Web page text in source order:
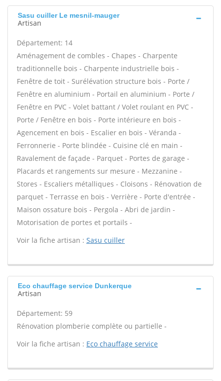
Sasu cuiller Le mesnil-mauger
Artisan
Département: 14
Aménagement de combles - Chapes - Charpente
traditionnelle bois - Charpente industrielle bois -
Fenêtre de toit - Surélévation structure bois - Porte /
Fenêtre en aluminium - Portail en aluminium - Porte /
Fenêtre en PVC - Volet battant / Volet roulant en PVC -
Porte / Fenêtre en bois - Porte intérieure en bois -
Agencement en bois - Escalier en bois - Véranda -
Ferronnerie - Porte blindée - Cuisine clé en main -
Ravalement de façade - Parquet - Portes de garage -
Placards et rangements sur mesure - Mezzanine -
Stores - Escaliers métalliques - Cloisons - Rénovation de
parquet - Terrasse en bois - Verrière - Porte d'entrée -
Maison ossature bois - Pergola - Abri de jardin -
Motorisation de portes et portails -
Voir la fiche artisan : Sasu cuiller
Eco chauffage service Dunkerque
Artisan
Département: 59
Rénovation plomberie complète ou partielle -
Voir la fiche artisan : Eco chauffage service